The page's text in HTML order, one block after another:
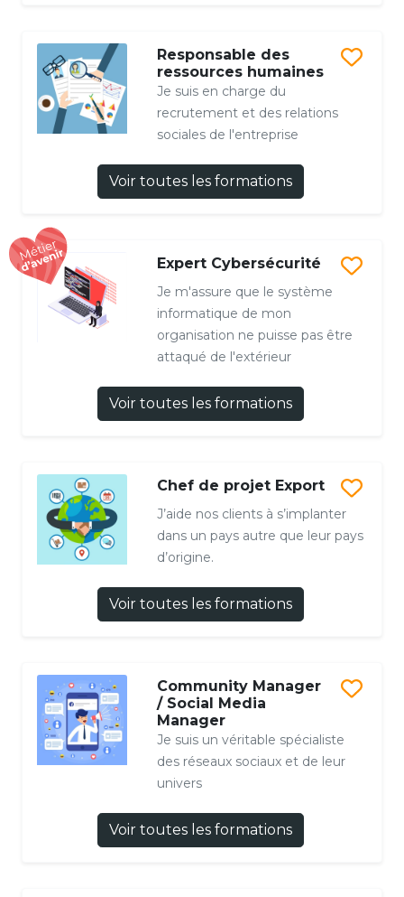
Responsable des
ressources humaines
Je suis en charge du
recrutement et des relations
sociales de l'entreprise
Voir toutes les formations
Expert Cybersécurité
Je m'assure que le système
informatique de mon
organisation ne puisse pas être
attaqué de l'extérieur
Voir toutes les formations
Chef de projet Export
J’aide nos clients à s’implanter
dans un pays autre que leur pays
d’origine.
Voir toutes les formations
Community Manager
/ Social Media
Manager
Je suis un véritable spécialiste
des réseaux sociaux et de leur
univers
Voir toutes les formations